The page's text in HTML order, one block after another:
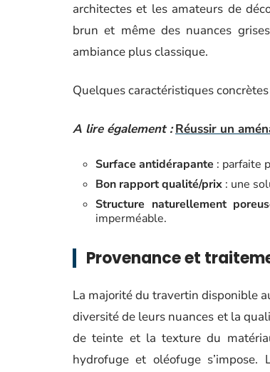
architectes et les amateurs de
brun et même des nuances
ambiance plus classique.
Quelques caractéristiques
A lire également : Réussir un
Surface antidérapante : parfaite
Bon rapport qualité/prix : une
Structure naturellement
imperméable.
Provenance et
La majorité du travertin disponible
diversité de leurs nuances et la
de teinte et la texture du
hydrofuge et oléofuge s’impose.